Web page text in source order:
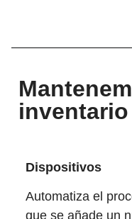
Dispositivos
Automatiza el
que se añade un